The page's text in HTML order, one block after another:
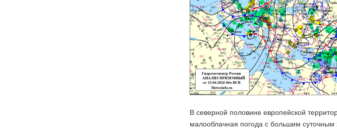
В северной половине европейской
малооблачная погода с большим суточным